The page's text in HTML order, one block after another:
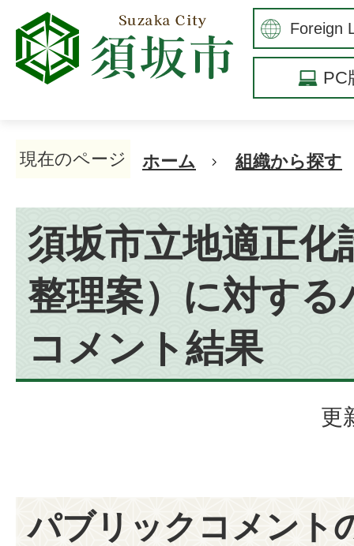
PC
現在のページ ホーム 組織から探す
須坂市立地適正化
整理案）に対す
コメント結果
更
パブリックコメント